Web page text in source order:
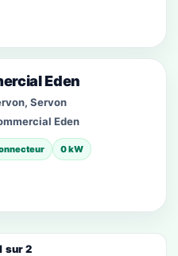
Eden
Servon
Eden
0 kW
sur 2